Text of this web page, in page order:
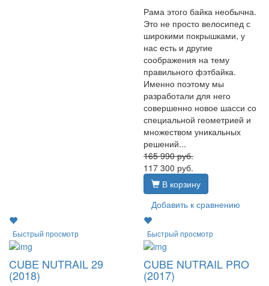
Рама этого байка необычна.
Это не просто велосипед с
широкими покрышками, у
нас есть и другие
соображения на тему
правильного фэтбайка.
Именно поэтому мы
разработали для него
совершенно новое шасси со
специальной геометрией и
множеством уникальных
решений...
165 990руб.
117 300 руб.
В корзину
Добавить к сравнению
Быстрый просмотр
CUBE NUTRAIL 29
(2018)
Быстрый просмотр
CUBE NUTRAIL PRO
(2017)